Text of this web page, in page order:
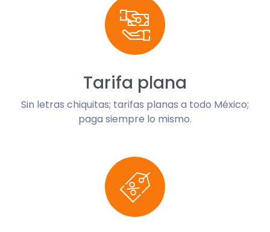
Tarifa plana
Sin letras chiquitas; tarifas planas a todo México;
paga siempre lo mismo.